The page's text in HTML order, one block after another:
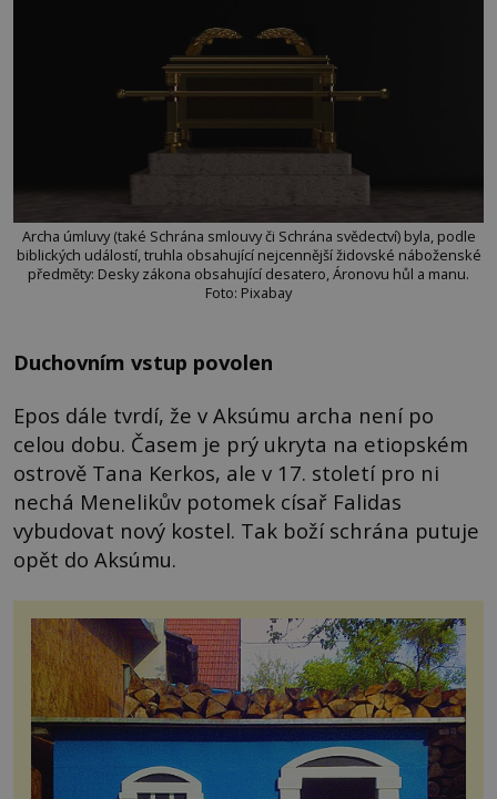
Archa úmluvy (také Schrána smlouvy či Schrána svědectví) byla, podle
biblických událostí, truhla obsahující nejcennější židovské náboženské
předměty: Desky zákona obsahující desatero, Áronovu hůl a manu.
Foto: Pixabay
Duchovním vstup povolen
Epos dále tvrdí, že v Aksúmu archa není po
celou dobu. Časem je prý ukryta na etiopském
ostrově Tana Kerkos, ale v 17. století pro ni
nechá Menelikův potomek císař Falidas
vybudovat nový kostel. Tak boží schrána putuje
opět do Aksúmu.